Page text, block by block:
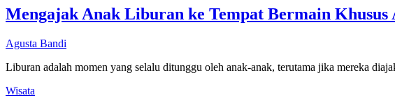
Mengajak Anak Liburan ke Tempat Bermain Khusus
Agusta Bandi
Liburan adalah momen yang selalu ditunggu oleh anak-anak, terutama jika mereka
Wisata